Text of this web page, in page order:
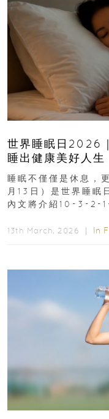
世界睡眠日2026
睡出健康美好人生
睡眠不僅僅是休息，
月13日）是世界睡眠
內文將介紹10-3-2-
13th March, 2026 ｜ In